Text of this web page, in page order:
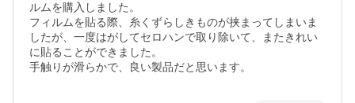
ルムを購入しました。
フィルムを貼る際、糸くずらしきものが挟まってしまいま
したが、一度はがしてセロハンで取り除いて、またきれい
に貼ることができました。
手触りが滑らかで、良い製品だと思います。